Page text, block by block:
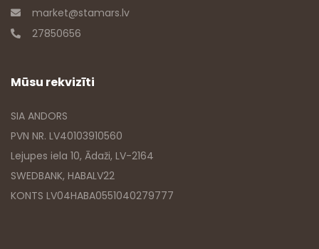
market@stamars.lv
27850656
Mūsu rekvizīti
SIA ANDORS
PVN NR. LV40103910560
Lejupes iela 10, Ādaži, LV-2164
SWEDBANK, HABALV22
KONTS LV04HABA0551040279777